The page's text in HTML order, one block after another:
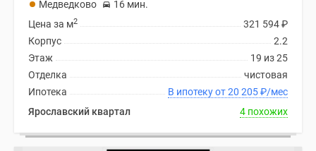
Медведково
16 мин.
321 594₽
Цена за м2
2.2
Корпус
19 из 25
Этаж
чистовая
Отделка
В ипотеку от 20 205₽/мес
Ипотека
Ярославский квартал
4 похожих